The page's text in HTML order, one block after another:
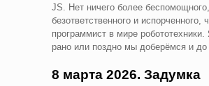
JS. Нет ничего более беспомощного,
безответственного и испорченного,
программист в мире робототехники.
рано или поздно мы доберёмся и до
8 марта 2026. Задумка